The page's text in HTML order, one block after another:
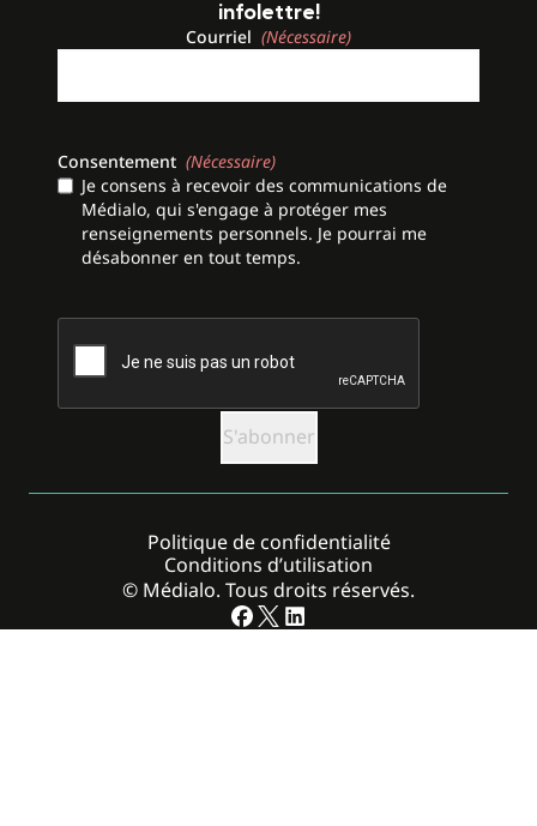
infolettre!
Courriel (Nécessaire)
Consentement (Nécessaire)
Je consens à recevoir des communications de
Médialo, qui s'engage à protéger mes
renseignements personnels. Je pourrai me
désabonner en tout temps.
CAPTCHA
© Médialo. Tous droits réservés.
Politique de confidentialité
Conditions d’utilisation